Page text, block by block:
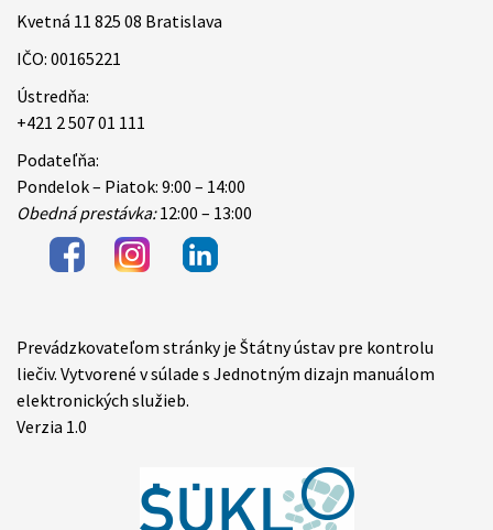
Kvetná 11 825 08 Bratislava
IČO: 00165221
Ústredňa:
+421 2 507 01 111
Podateľňa:
Pondelok – Piatok: 9:00 – 14:00
Obedná prestávka:12:00 – 13:00
Items
Prevádzkovateľom stránky je Štátny ústav pre kontrolu
liečiv. Vytvorené v súlade s Jednotným dizajn manuálom
elektronických služieb.
Verzia 1.0